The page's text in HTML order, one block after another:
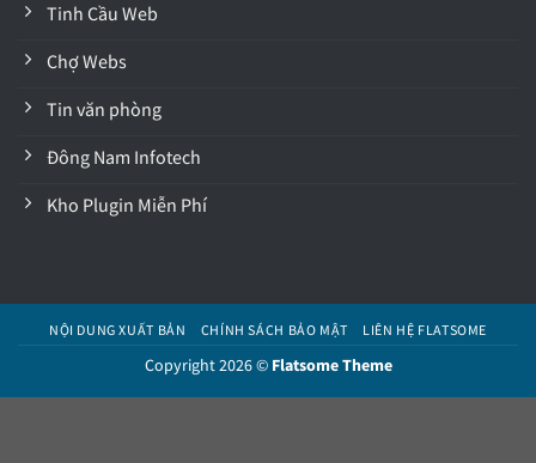
Tinh Cầu Web
Chợ Webs
Tin văn phòng
Đông Nam Infotech
Kho Plugin Miễn Phí
NỘI DUNG XUẤT BẢN CHÍNH SÁCH BẢO MẬT LIÊN HỆ FLATSOME
Copyright 2026 © Flatsome Theme